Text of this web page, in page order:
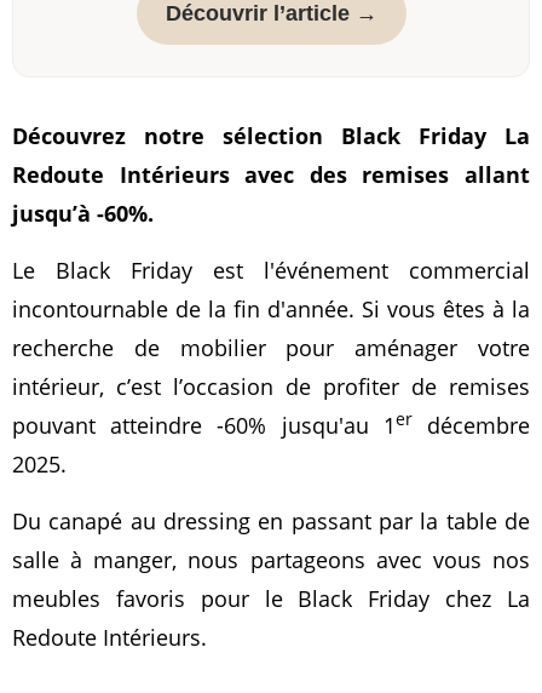
Découvrir l’article →
Découvrez notre sélection Black Friday La
Redoute Intérieurs avec des remises allant
jusqu’à -60%.
Le Black Friday est l'événement commercial
incontournable de la fin d'année. Si vous êtes à la
recherche de mobilier pour aménager votre
intérieur, c’est l’occasion de profiter de remises
pouvant atteindre -60% jusqu'au 1erdécembre
2025.
Du canapé au dressing en passant par la table de
salle à manger, nous partageons avec vous nos
meubles favoris pour le Black Friday chez La
Redoute Intérieurs.